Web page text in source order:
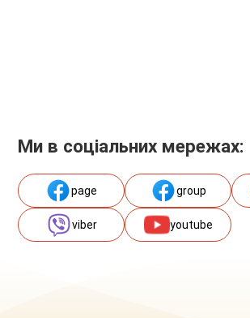
Ми в соціальних мережах:
page group
viber youtube